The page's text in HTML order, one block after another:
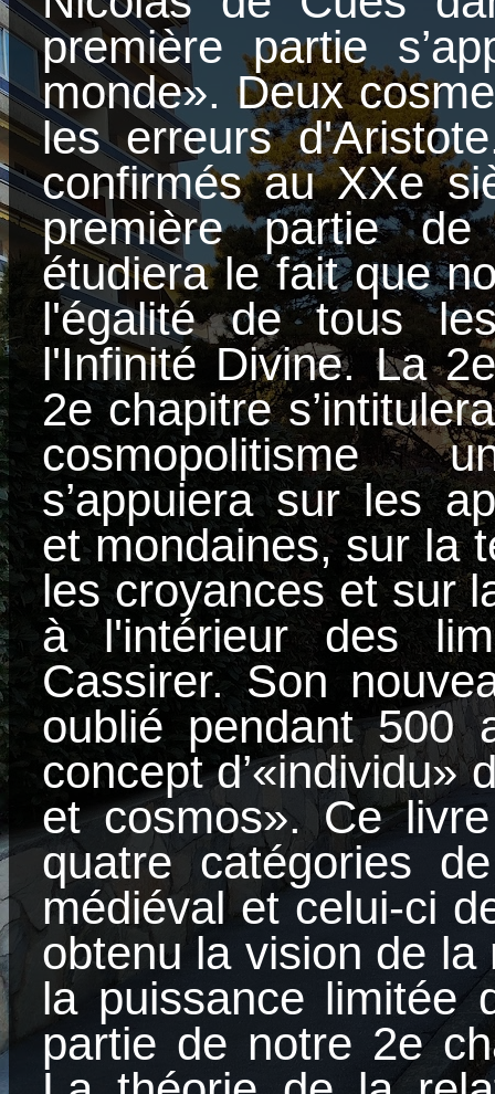
première partie
monde». Deux
les erreurs
confirmés au XXe
première partie
étudiera le fait que
l'égalité de tous
l'Infinité Divine. La
2e chapitre
cosmopolitisme
s’appuiera sur les
et mondaines, sur la
les croyances et sur
à l'intérieur des
Cassirer. Son
oublié pendant 500
concept d’«individu»
et cosmos». Ce
quatre catégories
médiéval et celui-ci
obtenu la vision de
la puissance limitée
partie de notre 2e